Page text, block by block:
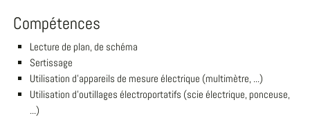
Compétences
Lecture de plan, de schéma
Sertissage
Utilisation d'appareils de mesure électrique (multimètre, ...)
Utilisation d'outillages électroportatifs (scie électrique, ponceuse,
...)